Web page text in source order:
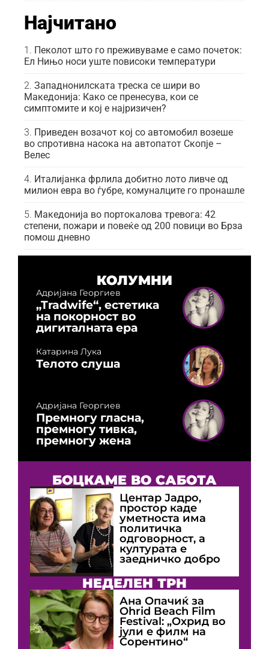
Најчитано
Пеколот што го преживуваме е само почеток:
Ел Нињо носи уште повисоки температури
Западнонилската треска се шири во
Македонија: Како се пренесува, кои се
симптомите и кој е најризичен?
Приведен возачот кој со автомобил возеше
во спротивна насока на автопатот Скопје –
Велес
Италијанка фрлила добитно лото ливче од
милион евра во ѓубре, комуналците го пронашле
Македонија во портокалова тревога: 42
степени, пожари и повеќе од 200 повици во Брза
помош дневно
КОЛУМНИ
Адријана Георгиев
„Tradwife“, естетика
на покорност во
дигиталната ера
Катарина Лука
Телото слуша
Адријана Георгиев
Премногу гласна,
премногу тивка,
премногу жена
БОЦКАМЕ ВО САБОТА
Центар Јадро,
простор каде
уметноста има
политичка
одговорност, а
културата е
заедничко добро
НЕДЕЛЕН ТРН
Ана Опачиќ за
Оhrid Beach Film
Festival: „Охрид во
јули е филм на
Сорентино“